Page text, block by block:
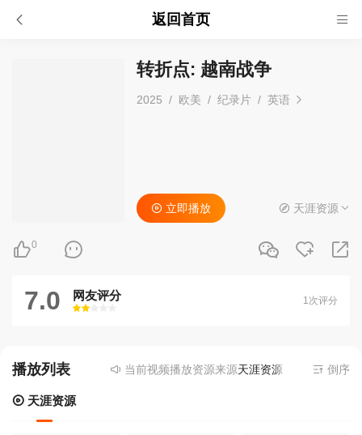
返回首页
转折点: 越南战争
2025 / 欧美 / 纪录片 / 英语
0
立即播放 天涯资源
7.0 网友评分
很差
较差还行推荐力荐
1次评分
播放列表 当前视频播放资源来源天涯资源- 提供为您免费
倒序
天涯资源